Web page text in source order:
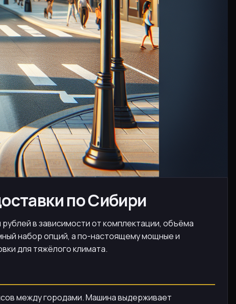
по Сибири
в зависимости от комплектации, объёма
набор опций, а по-настоящему мощные и
для тяжёлого климата.
между городами. Машина выдерживает